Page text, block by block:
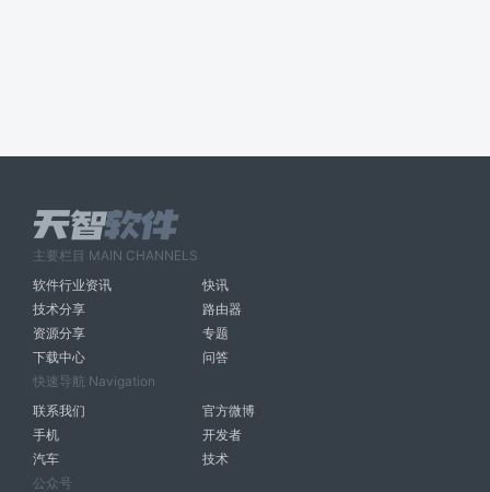
主要栏目 MAIN CHANNELS
软件行业资讯
快讯
技术分享
路由器
资源分享
专题
下载中心
问答
快速导航 Navigation
联系我们
官方微博
手机
开发者
汽车
技术
公众号